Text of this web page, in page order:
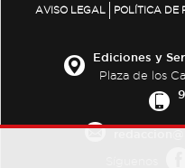
AVISO LEGAL POLÍTICA DE
Ediciones y
Plaza de los